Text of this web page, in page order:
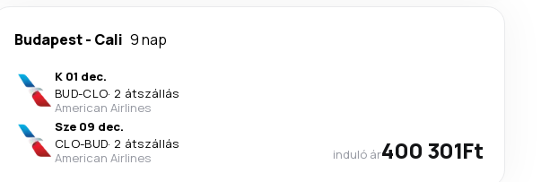
Budapest- Cali 9 nap
K 01 dec.
BUD-CLO· 2 átszállás
American Airlines
Sze 09 dec.
CLO-BUD· 2 átszállás
American Airlines
induló ár400 301Ft